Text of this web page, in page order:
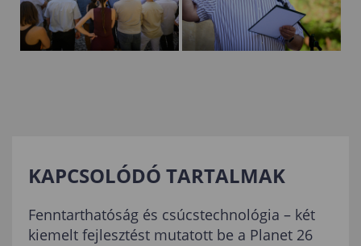
KAPCSOLÓDÓ TARTALMAK
Fenntarthatóság és csúcstechnológia – két
kiemelt fejlesztést mutatott be a Planet 26